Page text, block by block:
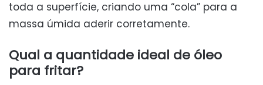
toda a superfície, criando uma “cola” para a
massa úmida aderir corretamente.
Qual a quantidade ideal de óleo
para fritar?